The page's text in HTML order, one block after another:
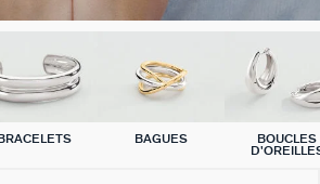
BRACELETS BAGUES
BOUCLES